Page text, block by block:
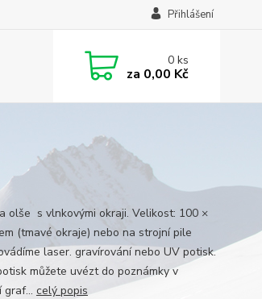
Přihlášení
0ks
za 0,00 Kč
olše s vlnkovými okraji. Velikost: 100 ×
(tmavé okraje) nebo na strojní pile
laser. gravírování nebo UV potisk.
můžete uvézt do poznámky v
graf... celý popis